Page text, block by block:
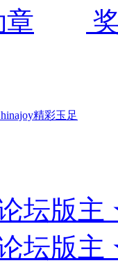
精彩玉足
坛版
坛版